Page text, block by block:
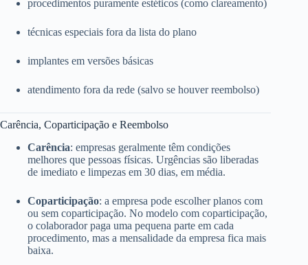
procedimentos puramente estéticos (como clareamento)
técnicas especiais fora da lista do plano
implantes em versões básicas
atendimento fora da rede (salvo se houver reembolso)
Carência, Coparticipação e Reembolso
Carência: empresas geralmente têm condições
melhores que pessoas físicas. Urgências são liberadas
de imediato e limpezas em 30 dias, em média.
Coparticipação: a empresa pode escolher planos com
ou sem coparticipação. No modelo com coparticipação,
o colaborador paga uma pequena parte em cada
procedimento, mas a mensalidade da empresa fica mais
baixa.